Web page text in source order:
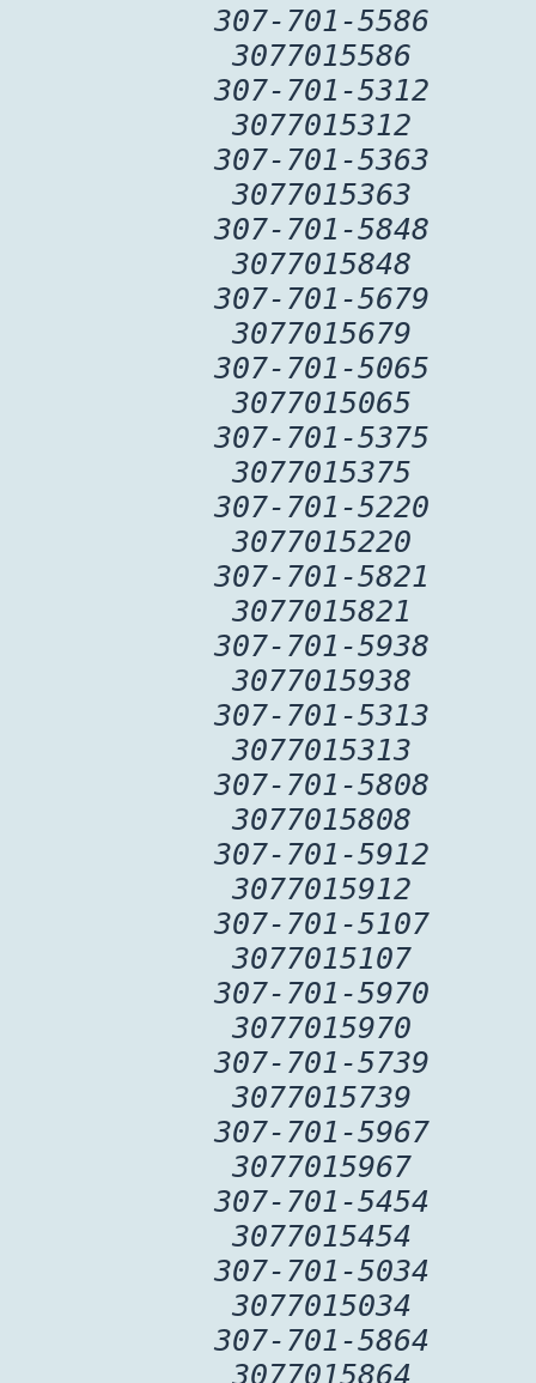
307-701-5586
3077015586
307-701-5312
3077015312
307-701-5363
3077015363
307-701-5848
3077015848
307-701-5679
3077015679
307-701-5065
3077015065
307-701-5375
3077015375
307-701-5220
3077015220
307-701-5821
3077015821
307-701-5938
3077015938
307-701-5313
3077015313
307-701-5808
3077015808
307-701-5912
3077015912
307-701-5107
3077015107
307-701-5970
3077015970
307-701-5739
3077015739
307-701-5967
3077015967
307-701-5454
3077015454
307-701-5034
3077015034
307-701-5864
3077015864